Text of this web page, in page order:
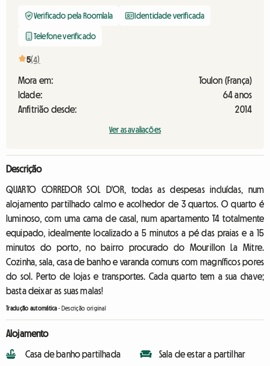
Verificado pela Roomlala Identidade verificada
Telefone verificado
5(4)
Mora em:
Toulon (França)
Idade:
64 anos
Anfitrião desde:
2014
Ver as avaliações
Descrição
QUARTO CORREDOR SOL D'OR, todas as despesas incluídas, num
alojamento partilhado calmo e acolhedor de 3 quartos. O quarto é
luminoso, com uma cama de casal, num apartamento T4 totalmente
equipado, idealmente localizado a 5 minutos a pé das praias e a 15
minutos do porto, no bairro procurado do Mourillon La Mitre.
Cozinha, sala, casa de banho e varanda comuns com magníficos pores
do sol. Perto de lojas e transportes. Cada quarto tem a sua chave;
basta deixar as suas malas!
Tradução automática- Descrição original
Alojamento
Casa de banho partilhada
Sala de estar a partilhar